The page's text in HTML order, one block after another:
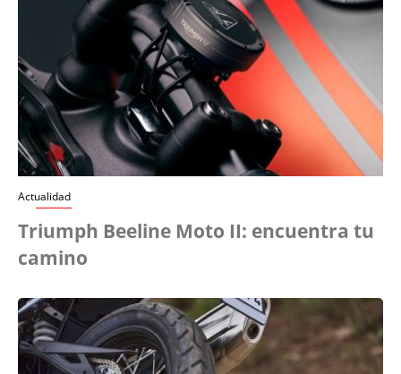
Actualidad
Triumph Beeline Moto II: encuentra tu
camino